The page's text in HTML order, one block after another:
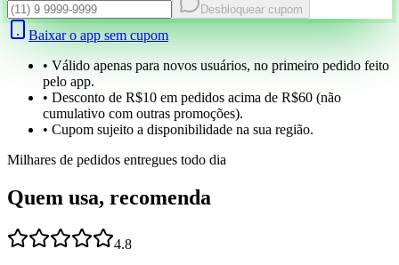
Desbloquear cupom
Baixar o app sem cupom
• Válido apenas para novos usuários, no primeiro pedido feito
pelo app.
• Desconto de R$10 em pedidos acima de R$60 (não
cumulativo com outras promoções).
• Cupom sujeito a disponibilidade na sua região.
Milhares de pedidos entregues todo dia
Quem usa, recomenda
4.8